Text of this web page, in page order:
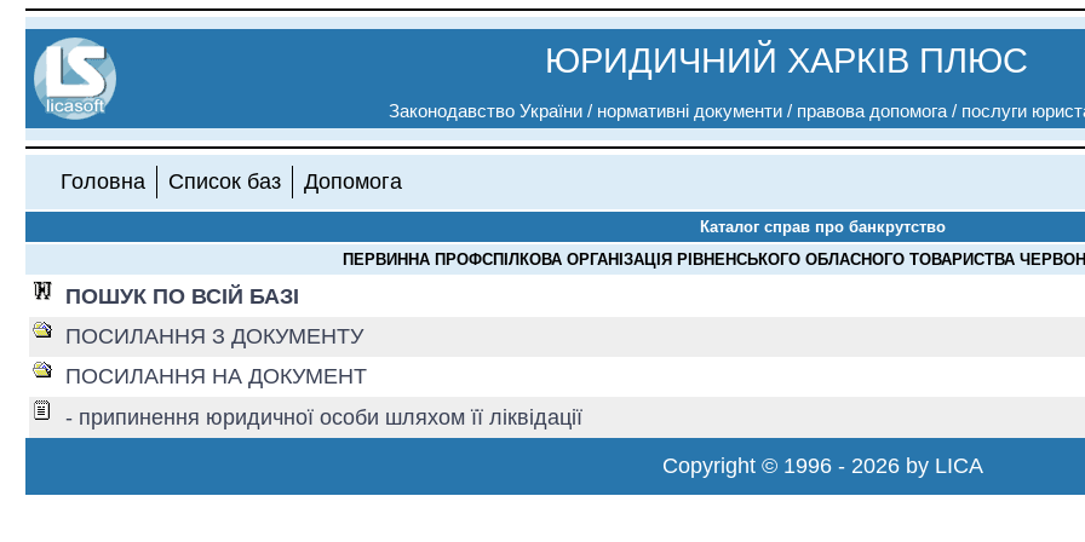
ЮРИДИЧНИЙ ХАРКІВ ПЛЮС
Законодавство України / нормативні документи / правова допомога / послуги
Головна Список баз Допомога
Каталог справ про банкрутство
ПЕРВИННА ПРОФСПІЛКОВА ОРГАНІЗАЦІЯ РІВНЕНСЬКОГО ОБЛАСНОГО ТОВАРИСТВА
ПОШУК ПО ВСІЙ БАЗІ
ПОСИЛАННЯ З ДОКУМЕНТУ
ПОСИЛАННЯ НА ДОКУМЕНТ
- припинення юридичної особи шляхом її ліквідації
Copyright © 1996 - 2026 by LICA